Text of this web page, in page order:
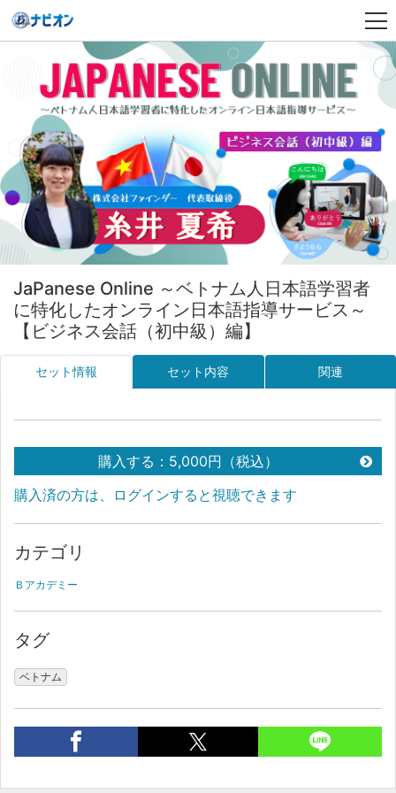
JaPanese Online ～ベトナム人日本語学習者
に特化したオンライン日本語指導サービス～
【ビジネス会話（初中級）編】
セット情報 セット内容 関連
購入する：5,000円（税込）
購入済の方は、ログインすると視聴できます
カテゴリ
Ｂアカデミー
タグ
ベトナム